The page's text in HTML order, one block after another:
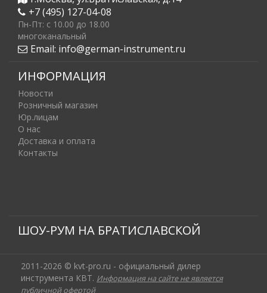
+7 (495) 127-04-08
Пн-Пт: c 10.00 до 18.00
многоканальный
Email: info@german-instrument.ru
ИНФОРМАЦИЯ
Новости
Розничный магазин
Юр.лицам
О нас
Доставка и оплата
Контакты
ШОУ-РУМ НА БРАТИСЛАВСКОЙ
2011-2026 © kvt-pro.ru - официальный дилер
инструмента КВТ. Информация на сайте не является
публичной офертой